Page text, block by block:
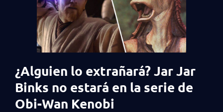
¿Alguien lo extrañará? Jar Jar
Binks no estará en la serie de
Obi-Wan Kenobi